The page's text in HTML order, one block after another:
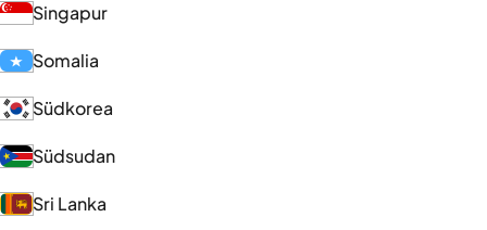
Singapur
Somalia
Südkorea
Südsudan
Sri Lanka